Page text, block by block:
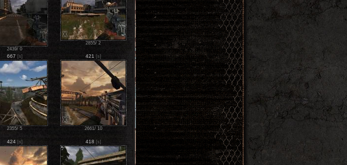
2439/0
X
2855/2
667 [s]
2355/5
421 [s]
X
2661/ 10
424 [s] 418 [s]